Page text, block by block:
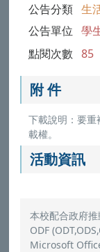
公告分類 生
公告單位 學
點閱次數 85
附 件
下載說明：要
載權。
活動資訊
本校配合政府
ODF
Microsoft